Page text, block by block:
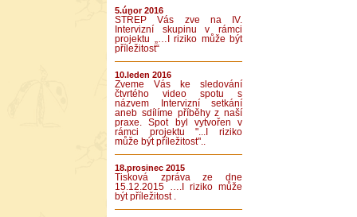
5.únor 2016
STŘEP Vás zve na IV.
Intervizní skupinu v rámci
projektu „…I riziko může být
příležitost“
10.leden 2016
Zveme Vás ke sledování
čtvrtého video spotu s
názvem Intervizní setkání
aneb sdílíme příběhy z naší
praxe. Spot byl vytvořen v
rámci projektu "...I riziko
může být příležitost"..
18.prosinec 2015
Tisková zpráva ze dne
15.12.2015 ….I riziko může
být příležitost .